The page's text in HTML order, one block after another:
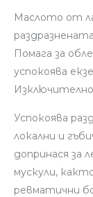
Маслото от
Помага за
успокоява
Успокоява
локални и
допринася за
мускули,
ревматични